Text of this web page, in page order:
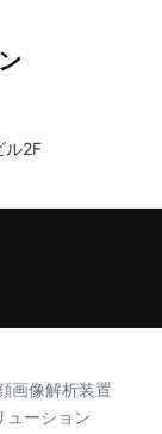
ル2F
画像解析装置
ーション